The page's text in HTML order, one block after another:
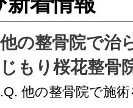
他の整骨院で治
じもり桜花整骨
さい
.Q. 他の整骨院で施